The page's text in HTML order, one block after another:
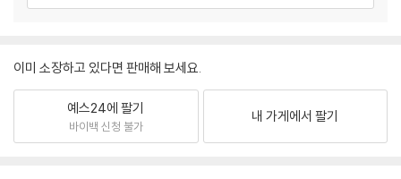
이미 소장하고 있다면 판매해 보세요.
예스24에 팔기
바이백 신청 불가
내 가게에서 팔기